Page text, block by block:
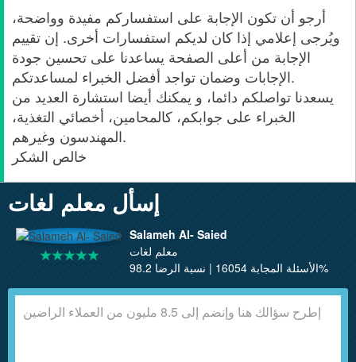
أرجو أن تكون الإجابة على استفساركم مفيدة وواضحة،
ويُرجى إعلامي إذا كان لديكم استفسارات أخرى. إن تقييم
الإجابة من أعلى الصفحة يساعدنا على تحسين جودة
الإجابات وضمان تواجد أفضل الخبراء لمساعدتكم.
يسعدنا تواصلكم دائما، و يمكنك أيضا استشارة العديد من
الخبراء على جوابكم، كالمحامين، أخصائي التغذية،
المهندسون وغيرهم.
خالص الشكر
إسأل معلم لغات
Salameh Al- Saied
معلم لغات
الأسئلة المجابة 16054 | نسبة الرضا 98.2%